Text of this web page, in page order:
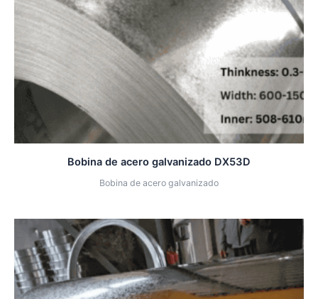
Bobina de acero galvanizado DX53D
Bobina de acero galvanizado